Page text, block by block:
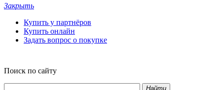
Закрыть
Купить у партнёров
Купить онлайн
Задать вопрос о покупке
Поиск по сайту
Найти